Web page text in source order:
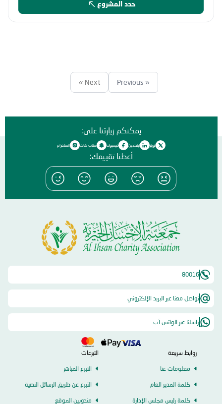
حدد المشروع
« Previous
Next »
يمكنكم زيارتنا على:
تويتر لينكدين فيسبوك سناب شات انستغرام
أعطنا تقييمك:
80016
تواصل معنا عبر البريد الإلكتروني
راسلنا عبر الواتس آب
روابط سريعة
معلومات عنا
كلمة المدير العام
كلمة رئيس مجلس الإدارة
التبرعات
التبرع المباشر
التبرع عن طريق الرسائل النصية
مندوبين الموقع